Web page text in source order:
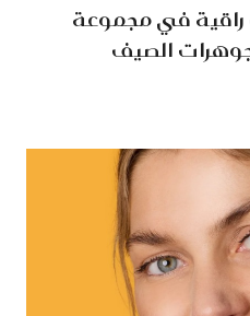
راقية في مجموعة